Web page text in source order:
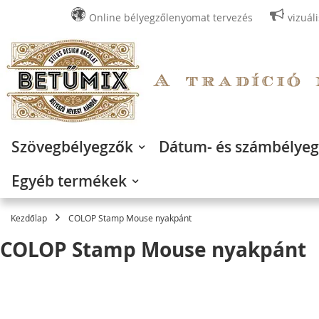
Online bélyegzőlenyomat tervezés
tartalomhoz
Szövegbélyegzők Dátum- és
Egyéb termékek
Kezdőlap COLOP Stamp Mouse nyakpánt
COLOP Stamp Mouse nyakpánt